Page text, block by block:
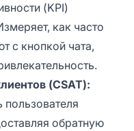
(KPI)
как часто
с кнопкой чата,
(CSAT):
пользователя
обратную